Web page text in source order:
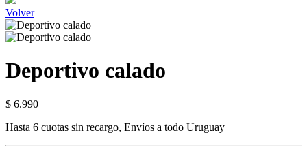
Volver
Deportivo calado
$ 6.990
Hasta 6 cuotas sin recargo, Envíos a todo Uruguay